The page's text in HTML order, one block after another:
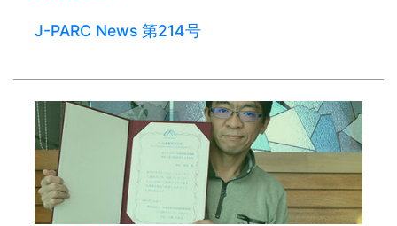
J-PARC News 第214号